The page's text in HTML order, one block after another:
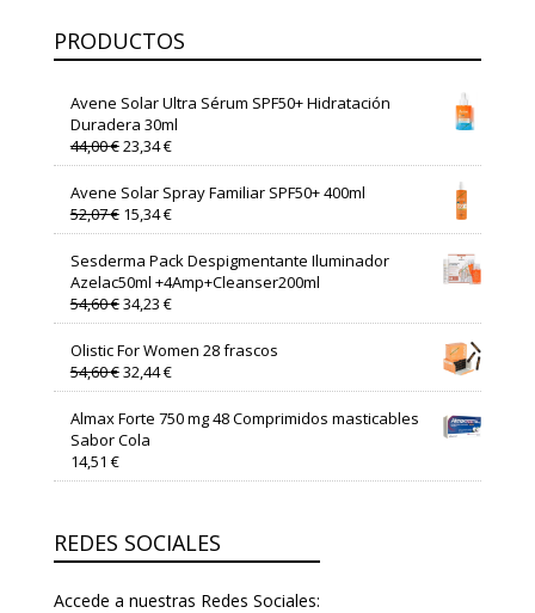
PRODUCTOS
Avene Solar Ultra Sérum SPF50+ Hidratación
Duradera 30ml
44,00€El
precio
original
era:
44,00 €.
23,34€El
precio
actual
es:
23,34 €.
Avene Solar Spray Familiar SPF50+ 400ml
52,07€ El
precio
original
era:
52,07 €.
15,34€El
precio
actual
es:
15,34 €.
Sesderma Pack Despigmentante Iluminador
Azelac50ml +4Amp+Cleanser200ml
54,60€El
precio
original
era:
54,60 €.
34,23 €El
precio
actual
es:
34,23 €.
Olistic For Women 28 frascos
54,60€El
precio
original
era:
32,44€El
precio
actual
Almax Forte 750 mg 48 Comprimidos masticables
Sabor Cola
14,51 €
REDES SOCIALES
Accede a nuestras Redes Sociales: